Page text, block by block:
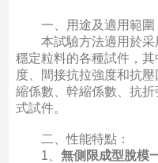
一、用途及適用範圍
本試驗方法適用於采
穩定粒料的各種試件，
度、間接抗拉強度和抗
縮係數、幹縮係數、抗
式試件。
二、性能特點：
1、 無側限成型脫模